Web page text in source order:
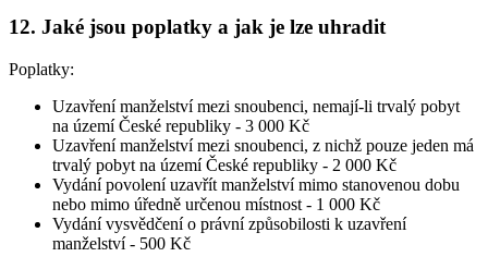
12. Jaké jsou poplatky a jak je lze uhradit
Poplatky:
Uzavření manželství mezi snoubenci, nemají-li trvalý pobyt
na území České republiky - 3 000 Kč
Uzavření manželství mezi snoubenci, z nichž pouze jeden má
trvalý pobyt na území České republiky - 2 000 Kč
Vydání povolení uzavřít manželství mimo stanovenou dobu
nebo mimo úředně určenou místnost - 1 000 Kč
Vydání vysvědčení o právní způsobilosti k uzavření
manželství - 500 Kč